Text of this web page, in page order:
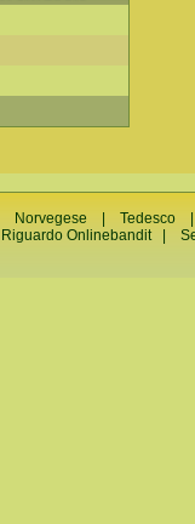
Norvegese |Tedesco
Riguardo Onlinebandit|